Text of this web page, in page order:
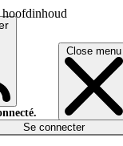
hoofdinhoud
Close menu
Se connecter